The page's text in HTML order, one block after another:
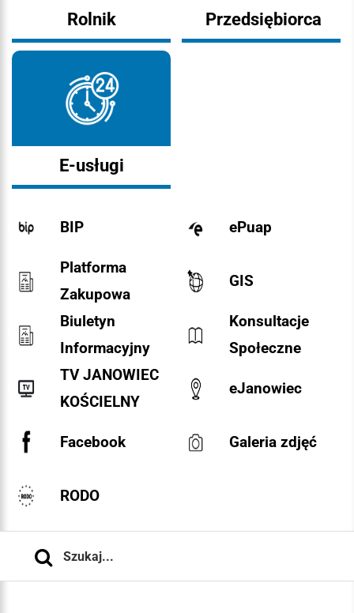
Rolnik Przedsiębiorca
E-usługi
BIP ePuap
Platforma
Zakupowa
GIS
Biuletyn
Informacyjny
Konsultacje
Społeczne
TV JANOWIEC
KOŚCIELNY
eJanowiec
Facebook Galeria zdjęć
RODO